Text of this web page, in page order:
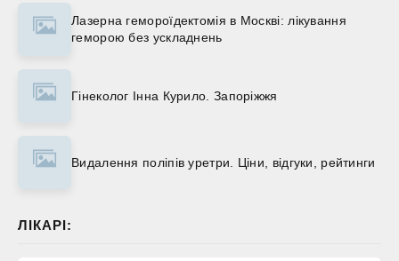
Лазерна гемороїдектомія в Москві: лікування
геморою без ускладнень
Гінеколог Інна Курило. Запоріжжя
Видалення поліпів уретри. Ціни, відгуки, рейтинги
ЛІКАРІ: